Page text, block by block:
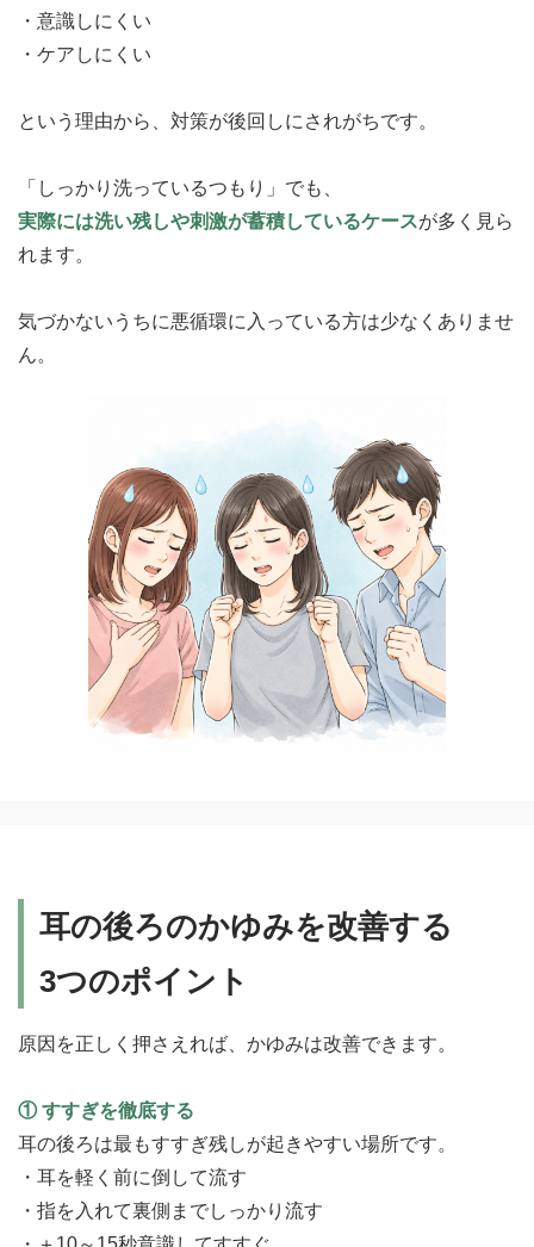
・意識しにくい
・ケアしにくい
という理由から、対策が後回しにされがちです。
「しっかり洗っているつもり」でも、
実際には洗い残しや刺激が蓄積しているケースが多く見ら
れます。
気づかないうちに悪循環に入っている方は少なくありませ
ん。
耳の後ろのかゆみを改善する
3つのポイント
原因を正しく押さえれば、かゆみは改善できます。
① すすぎを徹底する
耳の後ろは最もすすぎ残しが起きやすい場所です。
・耳を軽く前に倒して流す
・指を入れて裏側までしっかり流す